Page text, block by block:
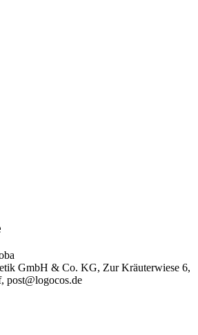
GmbH & Co. KG, Zur Kräuterwiese 6,
post@logocos.de